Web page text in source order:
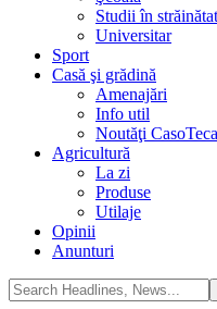
Studii în
Universitar
Sport
Casă şi grădină
Amenajări
Info util
Noutăţi CasoTeca
Agricultură
La zi
Produse
Utilaje
Opinii
Anunturi